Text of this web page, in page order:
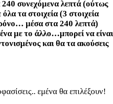
240 συνεχόμενα λεπτά (ούτως
τα στοιχεία (3 στοιχεία
μέσα στα 240 λεπτά)
με το άλλο…μπορεί να είναι
και θα τα ακούσεις
εμένα θα επιλέξουν!